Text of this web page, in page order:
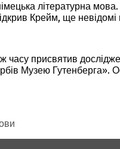
літературна
Крейм, ще
присвятив
Музею Гутенберга».